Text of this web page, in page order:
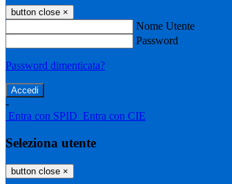
button close ×
Nome Utente
Password
Password dimenticata?
-
Entra con SPID Entra con CIE
Seleziona utente
button close ×